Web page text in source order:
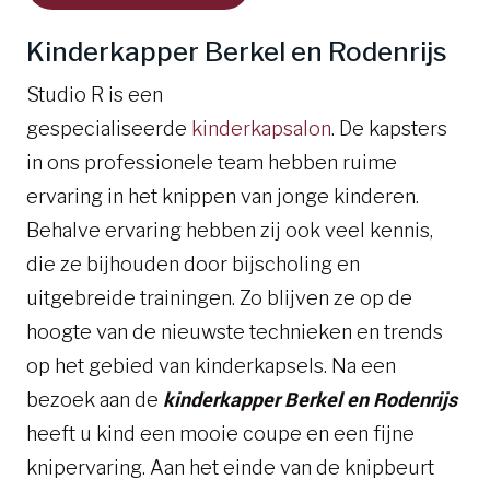
Kinderkapper Berkel en Rodenrijs
Studio R is een
gespecialiseerde kinderkapsalon. De kapsters
in ons professionele team hebben ruime
ervaring in het knippen van jonge kinderen.
Behalve ervaring hebben zij ook veel kennis,
die ze bijhouden door bijscholing en
uitgebreide trainingen. Zo blijven ze op de
hoogte van de nieuwste technieken en trends
op het gebied van kinderkapsels. Na een
bezoek aan de kinderkapper Berkel en Rodenrijs
heeft u kind een mooie coupe en een fijne
knipervaring. Aan het einde van de knipbeurt